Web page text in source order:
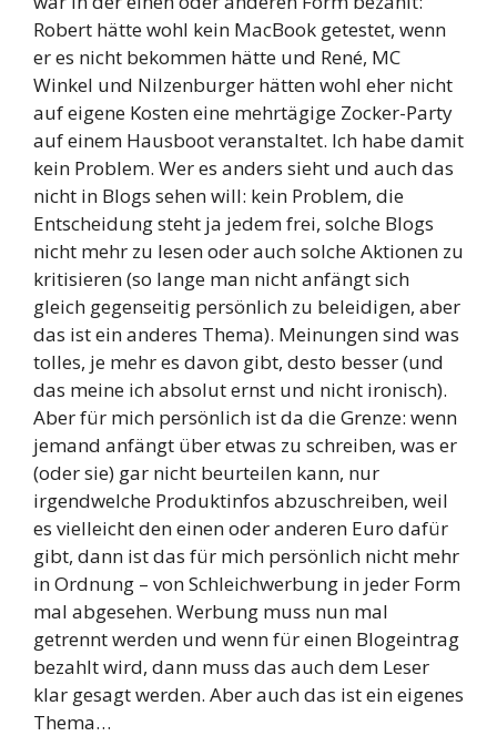
Robert hätte wohl kein MacBook getestet, wenn
er es nicht bekommen hätte und René, MC
Winkel und Nilzenburger hätten wohl eher nicht
auf eigene Kosten eine mehrtägige Zocker-Party
auf einem Hausboot veranstaltet. Ich habe damit
kein Problem. Wer es anders sieht und auch das
nicht in Blogs sehen will: kein Problem, die
Entscheidung steht ja jedem frei, solche Blogs
nicht mehr zu lesen oder auch solche Aktionen zu
kritisieren (so lange man nicht anfängt sich
gleich gegenseitig persönlich zu beleidigen, aber
das ist ein anderes Thema). Meinungen sind was
tolles, je mehr es davon gibt, desto besser (und
das meine ich absolut ernst und nicht ironisch).
Aber für mich persönlich ist da die Grenze: wenn
jemand anfängt über etwas zu schreiben, was er
(oder sie) gar nicht beurteilen kann, nur
irgendwelche Produktinfos abzuschreiben, weil
es vielleicht den einen oder anderen Euro dafür
gibt, dann ist das für mich persönlich nicht mehr
in Ordnung – von Schleichwerbung in jeder Form
mal abgesehen. Werbung muss nun mal
getrennt werden und wenn für einen Blogeintrag
bezahlt wird, dann muss das auch dem Leser
klar gesagt werden. Aber auch das ist ein eigenes
Thema…